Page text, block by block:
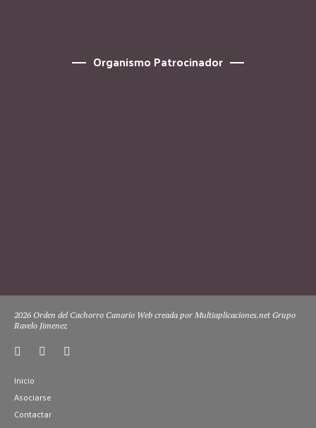
Organismo Patrocinador
2026 Orden del Cachorro Canario Web creada por Multiaplicaciones.net Grupo
Ravelo Jimenez
Inicio
Asociarse
Contactar